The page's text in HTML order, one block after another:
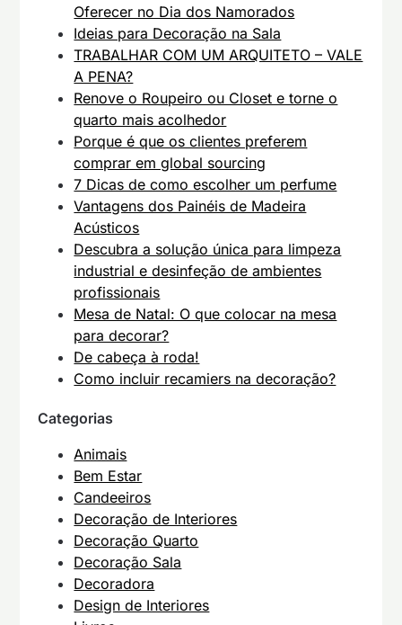
Oferecer no Dia dos Namorados
Ideias para Decoração na Sala
TRABALHAR COM UM ARQUITETO – VALE
A PENA?
Renove o Roupeiro ou Closet e torne o
quarto mais acolhedor
Porque é que os clientes preferem
comprar em global sourcing
7 Dicas de como escolher um perfume
Vantagens dos Painéis de Madeira
Acústicos
Descubra a solução única para limpeza
industrial e desinfeção de ambientes
profissionais
Mesa de Natal: O que colocar na mesa
para decorar?
De cabeça à roda!
Como incluir recamiers na decoração?
Categorias
Animais
Bem Estar
Candeeiros
Decoração de Interiores
Decoração Quarto
Decoração Sala
Decoradora
Design de Interiores